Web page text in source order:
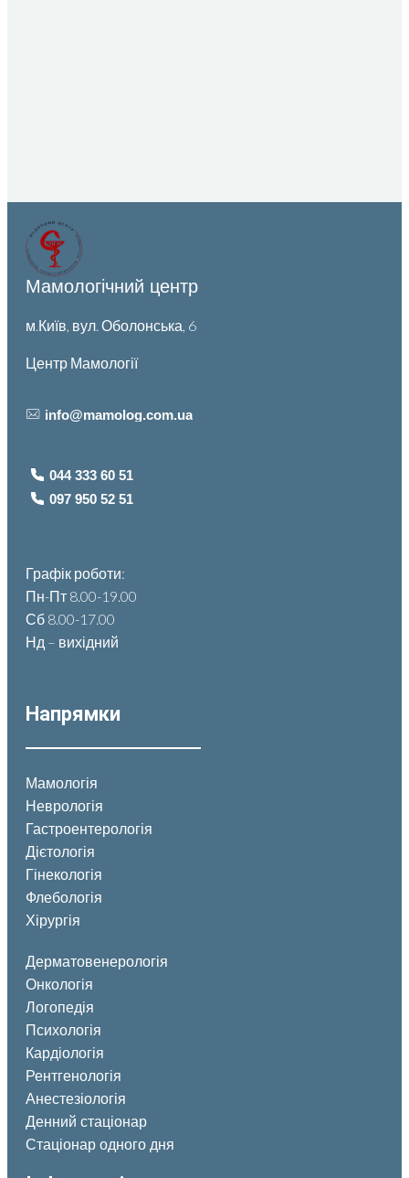
Мамологічний центр
м.Київ, вул. Оболонська, 6
Центр Мамології
info@mamolog.com.ua
044 333 60 51
097 950 52 51
Графік роботи:
Пн-Пт 8.00-19.00
Сб 8.00-17.00
Нд – вихідний
Напрямки
Мамологія
Неврологія
Гастроентерологія
Дієтологія
Гінекологія
Флебологія
Хірургія
Дерматовенерологія
Онкологія
Логопедія
Психологія
Кардіологія
Рентгенологія
Анестезіологія
Денний стаціонар
Стаціонар одного дня